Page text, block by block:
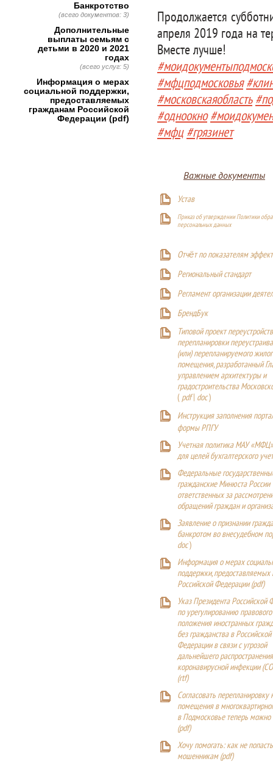
Продолжается
апреля 2019 года на
Вместе лучше!
#мфцподмосковья
#московскаяобласть
#одноокно
#мфц #грязинет
Важные документы
Устав
Приказ об утверждении Политики
персональных данных
Отчёт по показателям
Региональный стандарт
Регламент организации
БрендБук
Типовой проект
перепланировки
(или) перепланируемого
помещения, разработанный
управлением архитектуры и
градостроительства
(pdf| doc)
Инструкция заполнения
формы РПГУ
Учетная политика МАУ
для целей бухгалтерского
Федеральные
гражданские Минюста России
ответственных за
обращений граждан и
Заявление о признании
банкротом во внесудебном
doc)
Информация о мерах
поддержки,
Российской Федерации (pdf)
Указ Президента Российской
по урегулированию правового
положения иностранных
без гражданства в Российской
Федерации в связи с угрозой
дальнейшего
коронавирусной инфекции
(rtf)
Согласовать перепланировку
помещения в
в Подмосковье теперь можно
(pdf)
Хочу помогать: как не
мошенникам (pdf)
Банкротство
(всего документов: 3)
Дополнительные
выплаты семьям с
детьми в 2020 и 2021
годах
(всего услуг: 5)
Информация о мерах
социальной поддержки,
предоставляемых
гражданам Российской
Федерации (pdf)